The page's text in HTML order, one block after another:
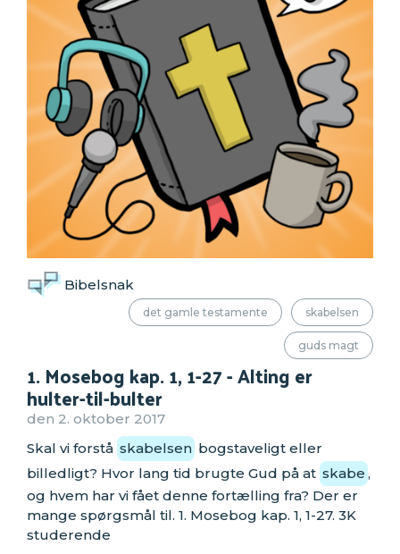
Bibelsnak
det gamle testamente skabelsen
guds magt
1. Mosebog kap. 1, 1-27 - Alting er
hulter-til-bulter
den 2. oktober 2017
Skal vi forstå skabelsen bogstaveligt eller
billedligt? Hvor lang tid brugte Gud på at skabe ,
og hvem har vi fået denne fortælling fra? Der er
mange spørgsmål til. 1. Mosebog kap. 1, 1-27. 3K
studerende